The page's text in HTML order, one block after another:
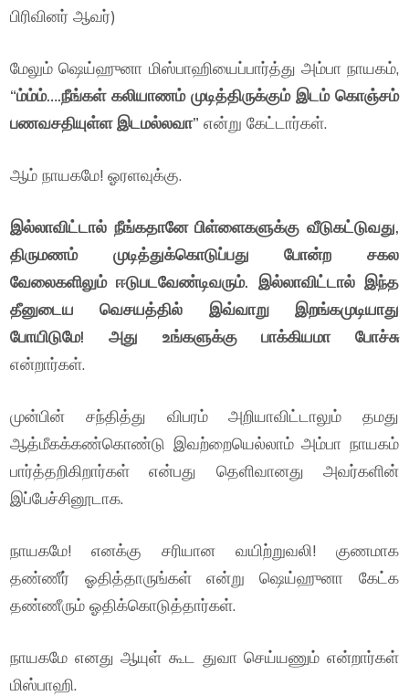
பிரிவினர் ஆவர்)
மேலும் ஷெய்ஹுனா மிஸ்பாஹியைப்பார்த்து அம்பா நாயகம்,
“ம்ம்ம்….நீங்கள் கலியாணம் முடித்திருக்கும் இடம் கொஞ்சம்
பணவசதியுள்ள இடமல்லவா” என்று கேட்டார்கள்.
ஆம் நாயகமே! ஓரளவுக்கு.
இல்லாவிட்டால் நீங்கதானே பிள்ளைகளுக்கு வீடுகட்டுவது,
திருமணம் முடித்துக்கொடுப்பது போன்ற சகல
வேலைகளிலும் ஈடுபடவேண்டிவரும். இல்லாவிட்டால் இந்த
தீனுடைய வெசயத்தில் இவ்வாறு இறங்கமுடியாது
போயிடுமே! அது உங்களுக்கு பாக்கியமா போச்சு
என்றார்கள்.
முன்பின் சந்தித்து விபரம் அறியாவிட்டாலும் தமது
ஆத்மீகக்கண்கொண்டு இவற்றையெல்லாம் அம்பா நாயகம்
பார்த்தறிகிறார்கள் என்பது தெளிவானது அவர்களின்
இப்பேச்சினூடாக.
நாயகமே! எனக்கு சரியான வயிற்றுவலி! குணமாக
தண்ணீர் ஓதித்தாருங்கள் என்று ஷெய்ஹுனா கேட்க
தண்ணீரும் ஓதிக்கொடுத்தார்கள்.
நாயகமே எனது ஆயுள் கூட துவா செய்யணும் என்றார்கள்
மிஸ்பாஹி.